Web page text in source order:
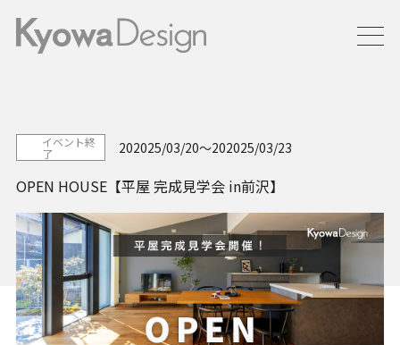
イベント終
了 202025/03/20 202025/03/23
OPEN HOUSE【平屋 完成見学会 in前沢】